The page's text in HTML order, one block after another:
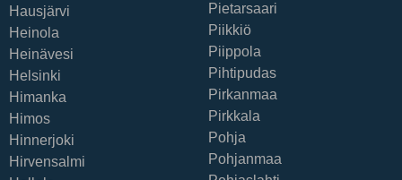
Hausjärvi
Heinola
Heinävesi
Helsinki
Himanka
Himos
Hinnerjoki
Hirvensalmi
Pietarsaari
Piikkiö
Piippola
Pihtipudas
Pirkanmaa
Pirkkala
Pohja
Pohjanmaa